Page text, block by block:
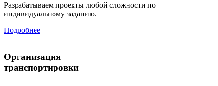
Разрабатываем проекты любой сложности по
индивидуальному заданию.
Подробнее
Организация
транспортировки